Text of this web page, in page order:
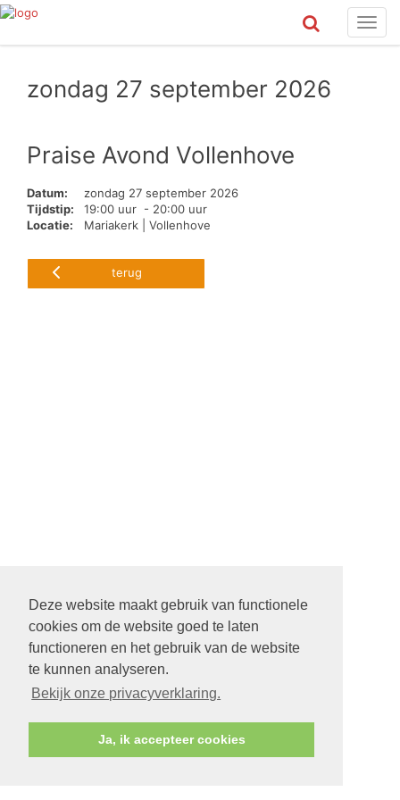
Deze website maakt gebruik van functionele
cookies om de website goed te laten
functioneren en het gebruik van de website
te kunnen analyseren.
Bekijk onze privacyverklaring.
Ja, ik accepteer cookies
zondag 27 september 2026
Praise Avond Vollenhove
Datum:
zondag 27 september 2026
Tijdstip:
19:00 uur - 20:00 uur
Locatie:
Mariakerk | Vollenhove
terug